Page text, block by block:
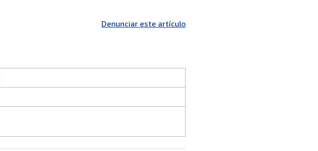
Denunciar este artículo